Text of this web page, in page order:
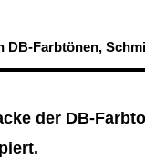
DB-Farbtönen,
der DB-